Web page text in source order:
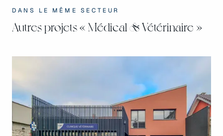
DANS LE MÊME SECTEUR
Autres projets « Médical & Vétérinaire »